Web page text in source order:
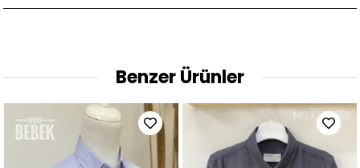
Benzer Ürünler